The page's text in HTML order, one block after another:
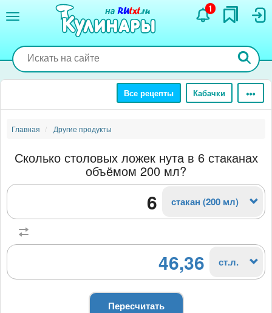
содержанию
1
Все рецепты Кабачки
Главная Другие продукты
Сколько столовых ложек нута в 6 стаканах
объёмом 200 мл?
стакан (200 мл)
46,36 ст.л.
Пересчитать